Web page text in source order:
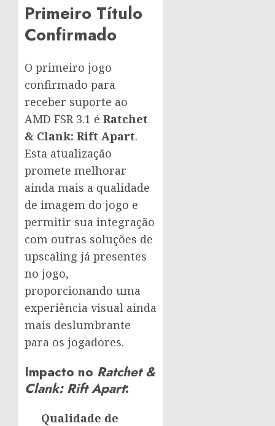
Primeiro Título
Confirmado
O primeiro jogo
confirmado para
receber suporte ao
AMD FSR 3.1 é Ratchet
& Clank: Rift Apart.
Esta atualização
promete melhorar
ainda mais a qualidade
de imagem do jogo e
permitir sua integração
com outras soluções de
upscaling já presentes
no jogo,
proporcionando uma
experiência visual ainda
mais deslumbrante
para os jogadores.
Impacto no Ratchet &
Clank: Rift Apart:
Qualidade de